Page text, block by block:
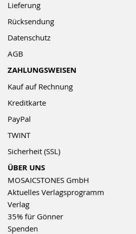
Lieferung
Rücksendung
Datenschutz
AGB
ZAHLUNGSWEISEN
Kauf auf Rechnung
Kreditkarte
PayPal
TWINT
Sicherheit (SSL)
ÜBER UNS
MOSAICSTONES GmbH
Aktuelles Verlagsprogramm
Verlag
35% für Gönner
Spenden